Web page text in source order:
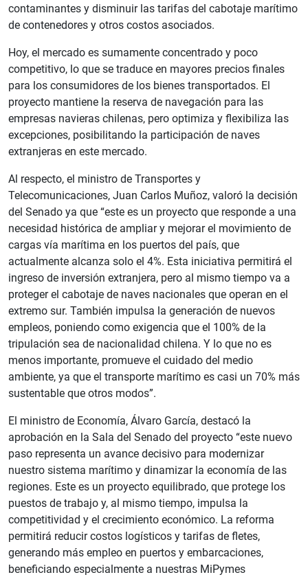
contaminantes y disminuir las tarifas del cabotaje marítimo
de contenedores y otros costos asociados.
Hoy, el mercado es sumamente concentrado y poco
competitivo, lo que se traduce en mayores precios finales
para los consumidores de los bienes transportados. El
proyecto mantiene la reserva de navegación para las
empresas navieras chilenas, pero optimiza y flexibiliza las
excepciones, posibilitando la participación de naves
extranjeras en este mercado.
Al respecto, el ministro de Transportes y
Telecomunicaciones, Juan Carlos Muñoz, valoró la decisión
del Senado ya que “este es un proyecto que responde a una
necesidad histórica de ampliar y mejorar el movimiento de
cargas vía marítima en los puertos del país, que
actualmente alcanza solo el 4%. Esta iniciativa permitirá el
ingreso de inversión extranjera, pero al mismo tiempo va a
proteger el cabotaje de naves nacionales que operan en el
extremo sur. También impulsa la generación de nuevos
empleos, poniendo como exigencia que el 100% de la
tripulación sea de nacionalidad chilena. Y lo que no es
menos importante, promueve el cuidado del medio
ambiente, ya que el transporte marítimo es casi un 70% más
sustentable que otros modos”.
El ministro de Economía, Álvaro García, destacó la
aprobación en la Sala del Senado del proyecto “este nuevo
paso representa un avance decisivo para modernizar
nuestro sistema marítimo y dinamizar la economía de las
regiones. Este es un proyecto equilibrado, que protege los
puestos de trabajo y, al mismo tiempo, impulsa la
competitividad y el crecimiento económico. La reforma
permitirá reducir costos logísticos y tarifas de fletes,
generando más empleo en puertos y embarcaciones,
beneficiando especialmente a nuestras MiPymes